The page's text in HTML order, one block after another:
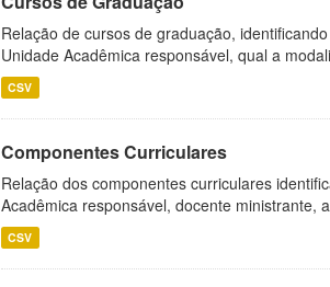
Relação de cursos de graduação,
Unidade Acadêmica responsável, qual a
CSV
Componentes Curriculares
Relação dos componentes curriculares
Acadêmica responsável, docente ministrante,
CSV